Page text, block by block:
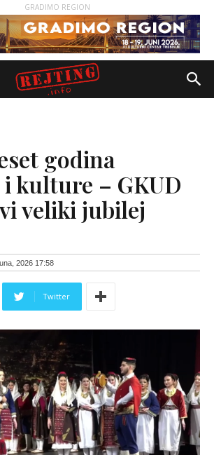
GRADIMO REGION
godina
kulture – GKUD
veliki jubilej
2026 17:58
Twitter